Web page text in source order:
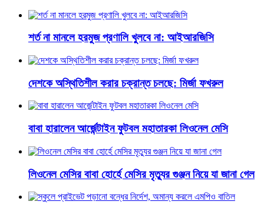
শর্ত না মানলে হরমুজ প্রণালি খুলবে না: আইআরজিসি
দেশকে অস্থিতিশীল করার চক্রান্ত চলছে: মির্জা ফখরুল
বাবা হারালেন আর্জেন্টাইন ফুটবল মহাতারকা লিওনেল মেসি
লিওনেল মেসির বাবা হোর্হে মেসির মৃত্যুর গুঞ্জন নিয়ে যা জানা গেল